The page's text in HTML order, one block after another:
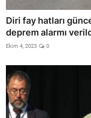
Diri fay hatları
deprem alarmı
Ekim 4, 2023 0